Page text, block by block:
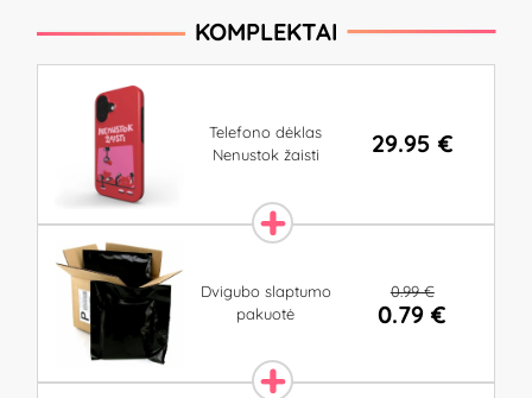
KOMPLEKTAI
Telefono dėklas
Nenustok žaisti
29.95 €
Dvigubo slaptumo
pakuotė
0.99 €
0.79 €